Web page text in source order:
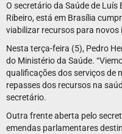
O secretário da Saúde de
Ribeiro, está em Brasília
viabilizar recursos para
Nesta terça-feira (5), Pedro
do Ministério da Saúde.
qualificações dos serviços de
repasses dos recursos na
secretário.
Outra frente aberta pelo
emendas parlamentares